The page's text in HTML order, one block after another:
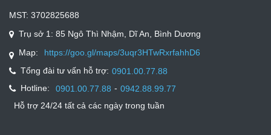
MST: 3702825688
Trụ sở 1: 85 Ngô Thì Nhậm, Dĩ An, Bình Dương
Map:
https://goo.gl/maps/3uqr3HTwRxrfahhD6
Tổng đài tư vấn hỗ trợ: 0901.00.77.88
Hotline:
0901.00.77.88 - 0942.88.99.77
Hỗ trợ 24/24 tất cả các ngày trong tuần